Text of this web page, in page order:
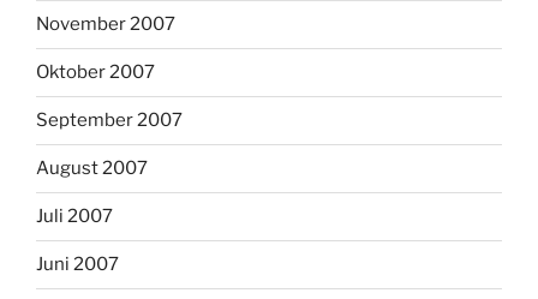
November 2007
Oktober 2007
September 2007
August 2007
Juli 2007
Juni 2007